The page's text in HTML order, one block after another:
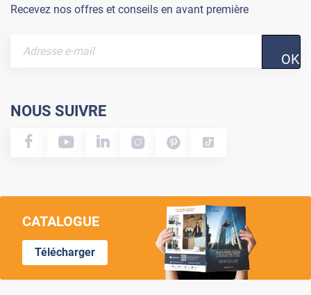
Recevez nos offres et conseils en avant première
OK
NOUS SUIVRE
CATALOGUE
Télécharger